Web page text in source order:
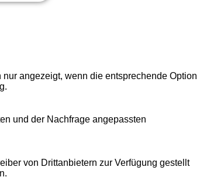
angezeigt, wenn die entsprechende Option
und der Nachfrage angepassten
von Drittanbietern zur Verfügung gestellt